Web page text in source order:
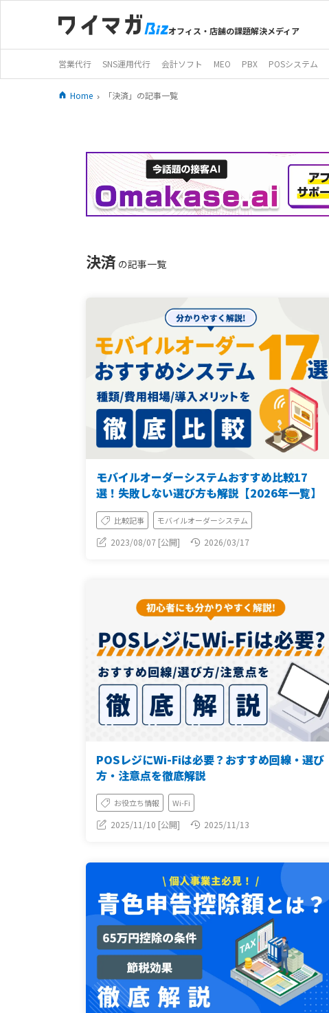
オフィス・店舗の課題解決メディア
営業代行 SNS運用代行 会計ソフト MEO PBX POSシステム
Home 「決済」の記事一覧
決済 の記事一覧
モバイルオーダーシステムおすすめ比較17
選！失敗しない選び方も解説【2026年一覧】
比較記事 モバイルオーダーシステム
2023/08/07 [公開] 2026/03/17
POSレジにWi-Fiは必要？おすすめ回線・選び
方・注意点を徹底解説
お役立ち情報 Wi-Fi
2025/11/10 [公開] 2025/11/13